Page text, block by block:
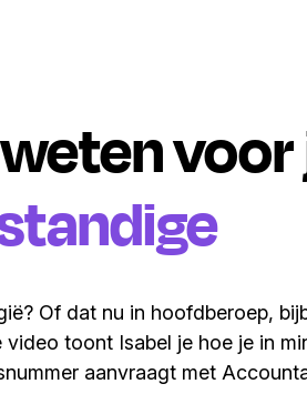
Of dat nu in hoofdberoep,
toont Isabel je hoe je in
aanvraagt met